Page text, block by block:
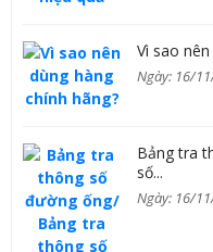
Vì sao
Ngày: 16/
Bảng tra
số...
Ngày: 16/